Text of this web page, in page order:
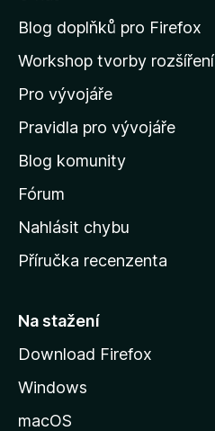
n
d
o
m
v
s
k
u
t
á
n
Blog doplňků pro Firefox
Workshop tvorby rozšíření
Pro vývojáře
Pravidla pro vývojáře
Blog komunity
Fórum
Nahlásit chybu
Příručka recenzenta
Na stažení
Download Firefox
Windows
macOS